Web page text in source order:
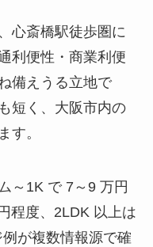
心斎橋駅徒歩圏に
利便性・商業利便
備えうる立地で
短く、大阪市内の
す。
～1K で 7～9 万円
程度、2LDK 以上は
が複数情報源で確